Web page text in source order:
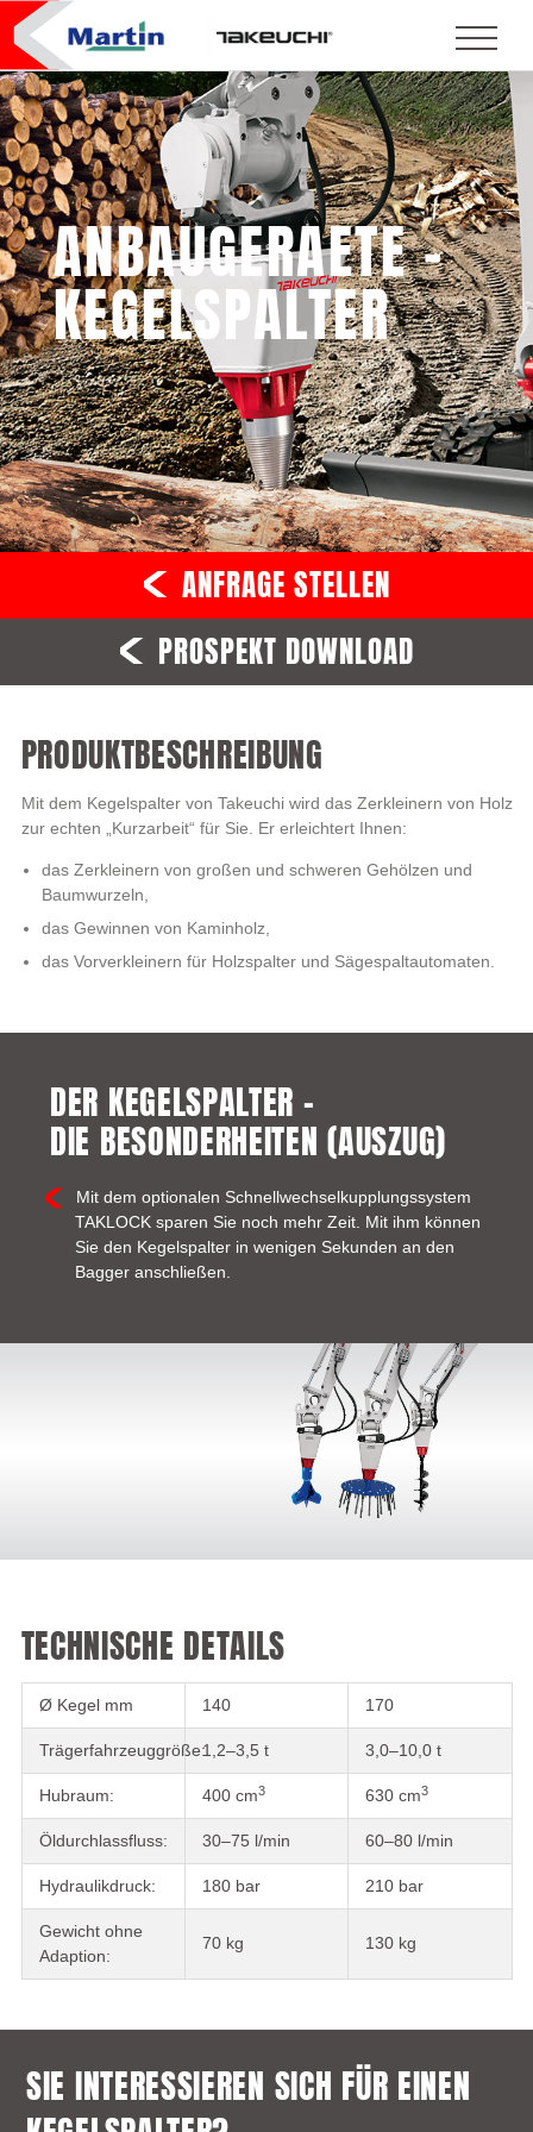
ANBAUGERAETE –
KEGELSPALTER
ANFRAGE STELLEN
PROSPEKT DOWNLOAD
PRODUKTBESCHREIBUNG
Mit dem Kegelspalter von Takeuchi wird das Zerkleinern von Holz
zur echten „Kurzarbeit“ für Sie. Er erleichtert Ihnen:
das Zerkleinern von großen und schweren Gehölzen und
Baumwurzeln,
das Gewinnen von Kaminholz,
das Vorverkleinern für Holzspalter und Sägespaltautomaten.
DER KEGELSPALTER –
DIE BESONDERHEITEN (AUSZUG)
Mit dem optionalen Schnellwechselkupplungssystem
TAKLOCK sparen Sie noch mehr Zeit. Mit ihm können
Sie den Kegelspalter in wenigen Sekunden an den
Bagger anschließen.
TECHNISCHE DETAILS
Ø Kegel mm 140 170
Trägerfahrzeuggröße:1,2–3,5 t 3,0–10,0 t
Hubraum: 400 cm3 630 cm3
Öldurchlassfluss: 30–75 l/min 60–80 l/min
Hydraulikdruck: 180 bar 210 bar
Gewicht ohne
Adaption:
70 kg 130 kg
SIE INTERESSIEREN SICH FÜR EINEN